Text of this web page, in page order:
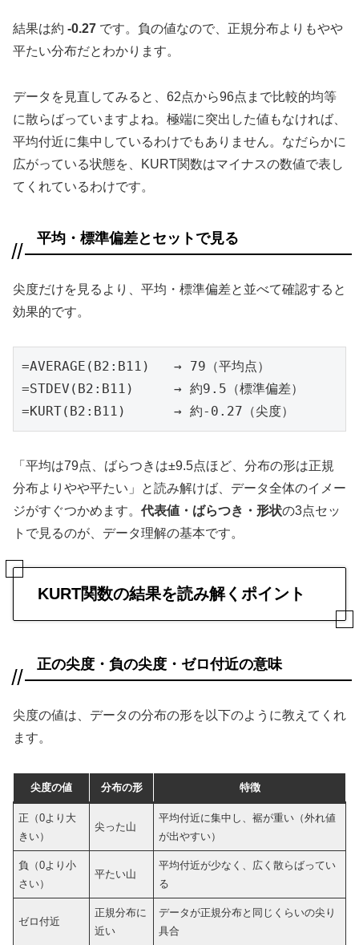
結果は約 -0.27 です。負の値なので、正規分布よりもやや
平たい分布だとわかります。
データを見直してみると、62点から96点まで比較的均等
に散らばっていますよね。極端に突出した値もなければ、
平均付近に集中しているわけでもありません。なだらかに
広がっている状態を、KURT関数はマイナスの数値で表し
てくれているわけです。
平均・標準偏差とセットで見る
尖度だけを見るより、平均・標準偏差と並べて確認すると
効果的です。
=AVERAGE(B2:B11)   → 79（平均点）
=STDEV(B2:B11)     → 約9.5（標準偏差）
=KURT(B2:B11)      → 約-0.27（尖度）
「平均は79点、ばらつきは±9.5点ほど、分布の形は正規
分布よりやや平たい」と読み解けば、データ全体のイメー
ジがすぐつかめます。 代表値・ばらつき・形状の3点セッ
トで見るのが、データ理解の基本です。
KURT関数の結果を読み解くポイント
正の尖度・負の尖度・ゼロ付近の意味
尖度の値は、データの分布の形を以下のように教えてくれ
ます。
尖度の値 分布の形 特徴
正（0より大
きい）
尖った山
平均付近に集中し、裾が重い（外れ値
が出やすい）
負（0より小
さい）
平たい山
平均付近が少なく、広く散らばってい
る
ゼロ付近
正規分布に
近い
データが正規分布と同じくらいの尖り
具合